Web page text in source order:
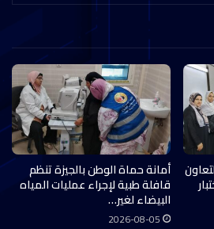
أمانة حماة الوطن بالجيزة تنظم
قافلة طبية لإجراء عمليات المياه
البيضاء لغير…
2026-08-05